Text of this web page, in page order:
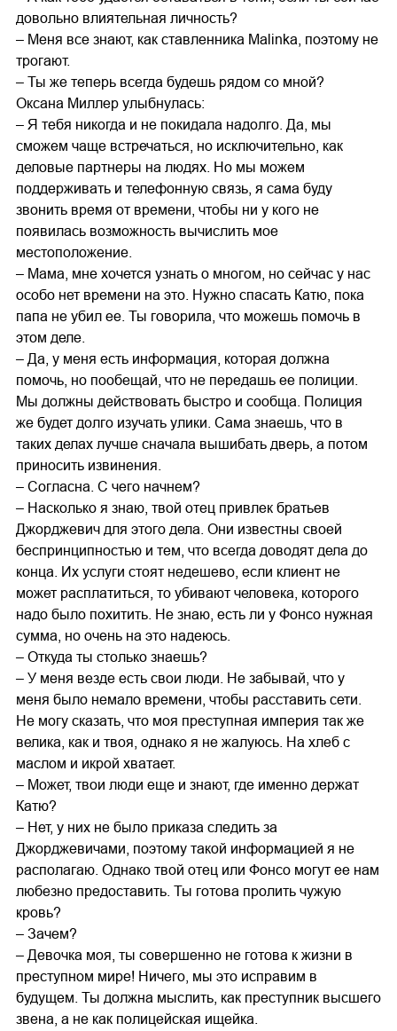
довольно влиятельная личность?
– Меня все знают, как ставленника Malinka, поэтому не
трогают.
– Ты же теперь всегда будешь рядом со мной?
Оксана Миллер улыбнулась:
– Я тебя никогда и не покидала надолго. Да, мы
сможем чаще встречаться, но исключительно, как
деловые партнеры на людях. Но мы можем
поддерживать и телефонную связь, я сама буду
звонить время от времени, чтобы ни у кого не
появилась возможность вычислить мое
местоположение.
– Мама, мне хочется узнать о многом, но сейчас у нас
особо нет времени на это. Нужно спасать Катю, пока
папа не убил ее. Ты говорила, что можешь помочь в
этом деле.
– Да, у меня есть информация, которая должна
помочь, но пообещай, что не передашь ее полиции.
Мы должны действовать быстро и сообща. Полиция
же будет долго изучать улики. Сама знаешь, что в
таких делах лучше сначала вышибать дверь, а потом
приносить извинения.
– Согласна. С чего начнем?
– Насколько я знаю, твой отец привлек братьев
Джорджевич для этого дела. Они известны своей
беспринципностью и тем, что всегда доводят дела до
конца. Их услуги стоят недешево, если клиент не
может расплатиться, то убивают человека, которого
надо было похитить. Не знаю, есть ли у Фонсо нужная
сумма, но очень на это надеюсь.
– Откуда ты столько знаешь?
– У меня везде есть свои люди. Не забывай, что у
меня было немало времени, чтобы расставить сети.
Не могу сказать, что моя преступная империя так же
велика, как и твоя, однако я не жалуюсь. На хлеб с
маслом и икрой хватает.
– Может, твои люди еще и знают, где именно держат
Катю?
– Нет, у них не было приказа следить за
Джорджевичами, поэтому такой информацией я не
располагаю. Однако твой отец или Фонсо могут ее нам
любезно предоставить. Ты готова пролить чужую
кровь?
– Зачем?
– Девочка моя, ты совершенно не готова к жизни в
преступном мире! Ничего, мы это исправим в
будущем. Ты должна мыслить, как преступник высшего
звена, а не как полицейская ищейка.